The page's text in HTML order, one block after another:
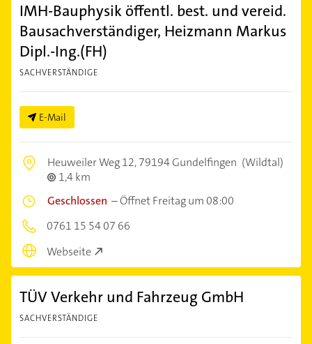
IMH-Bauphysik öffentl. best. und vereid.
Bausachverständiger, Heizmann Markus
Dipl.-Ing.(FH)
SACHVERSTÄNDIGE
E-Mail
Heuweiler Weg 12,79194 Gundelfingen (Wildtal)
1,4 km
Geschlossen –Öffnet Freitag um 08:00
0761 15 54 07 66
Webseite
TÜV Verkehr und Fahrzeug GmbH
SACHVERSTÄNDIGE